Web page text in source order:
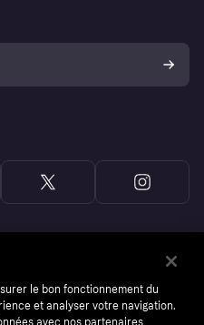
le bon fonctionnement du
et analyser votre navigation.
avec nos partenaires